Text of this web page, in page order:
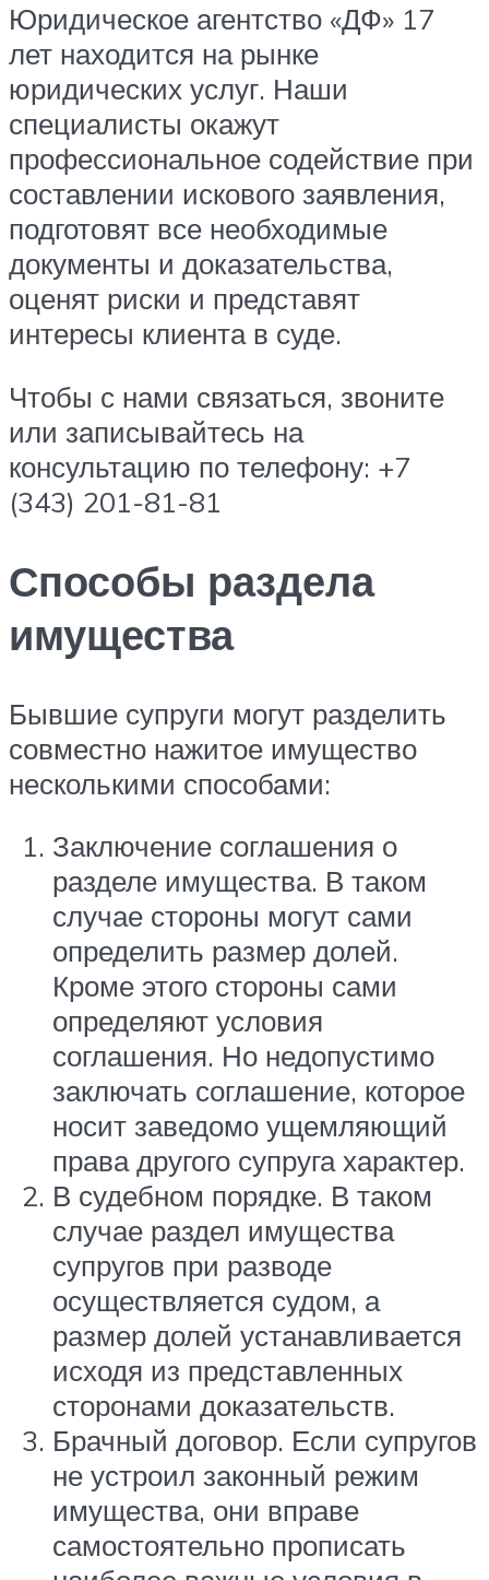
Юридическое агентство «ДФ» 17
лет находится на рынке
юридических услуг. Наши
специалисты окажут
профессиональное содействие при
составлении искового заявления,
подготовят все необходимые
документы и доказательства,
оценят риски и представят
интересы клиента в суде.
Чтобы с нами связаться, звоните
или записывайтесь на
консультацию по телефону: +7
(343) 201-81-81
Способы раздела
имущества
Бывшие супруги могут разделить
совместно нажитое имущество
несколькими способами:
Заключение соглашения о
разделе имущества. В таком
случае стороны могут сами
определить размер долей.
Кроме этого стороны сами
определяют условия
соглашения. Но недопустимо
заключать соглашение, которое
носит заведомо ущемляющий
права другого супруга характер.
В судебном порядке. В таком
случае раздел имущества
супругов при разводе
осуществляется судом, а
размер долей устанавливается
исходя из представленных
сторонами доказательств.
Брачный договор. Если супругов
не устроил законный режим
имущества, они вправе
самостоятельно прописать